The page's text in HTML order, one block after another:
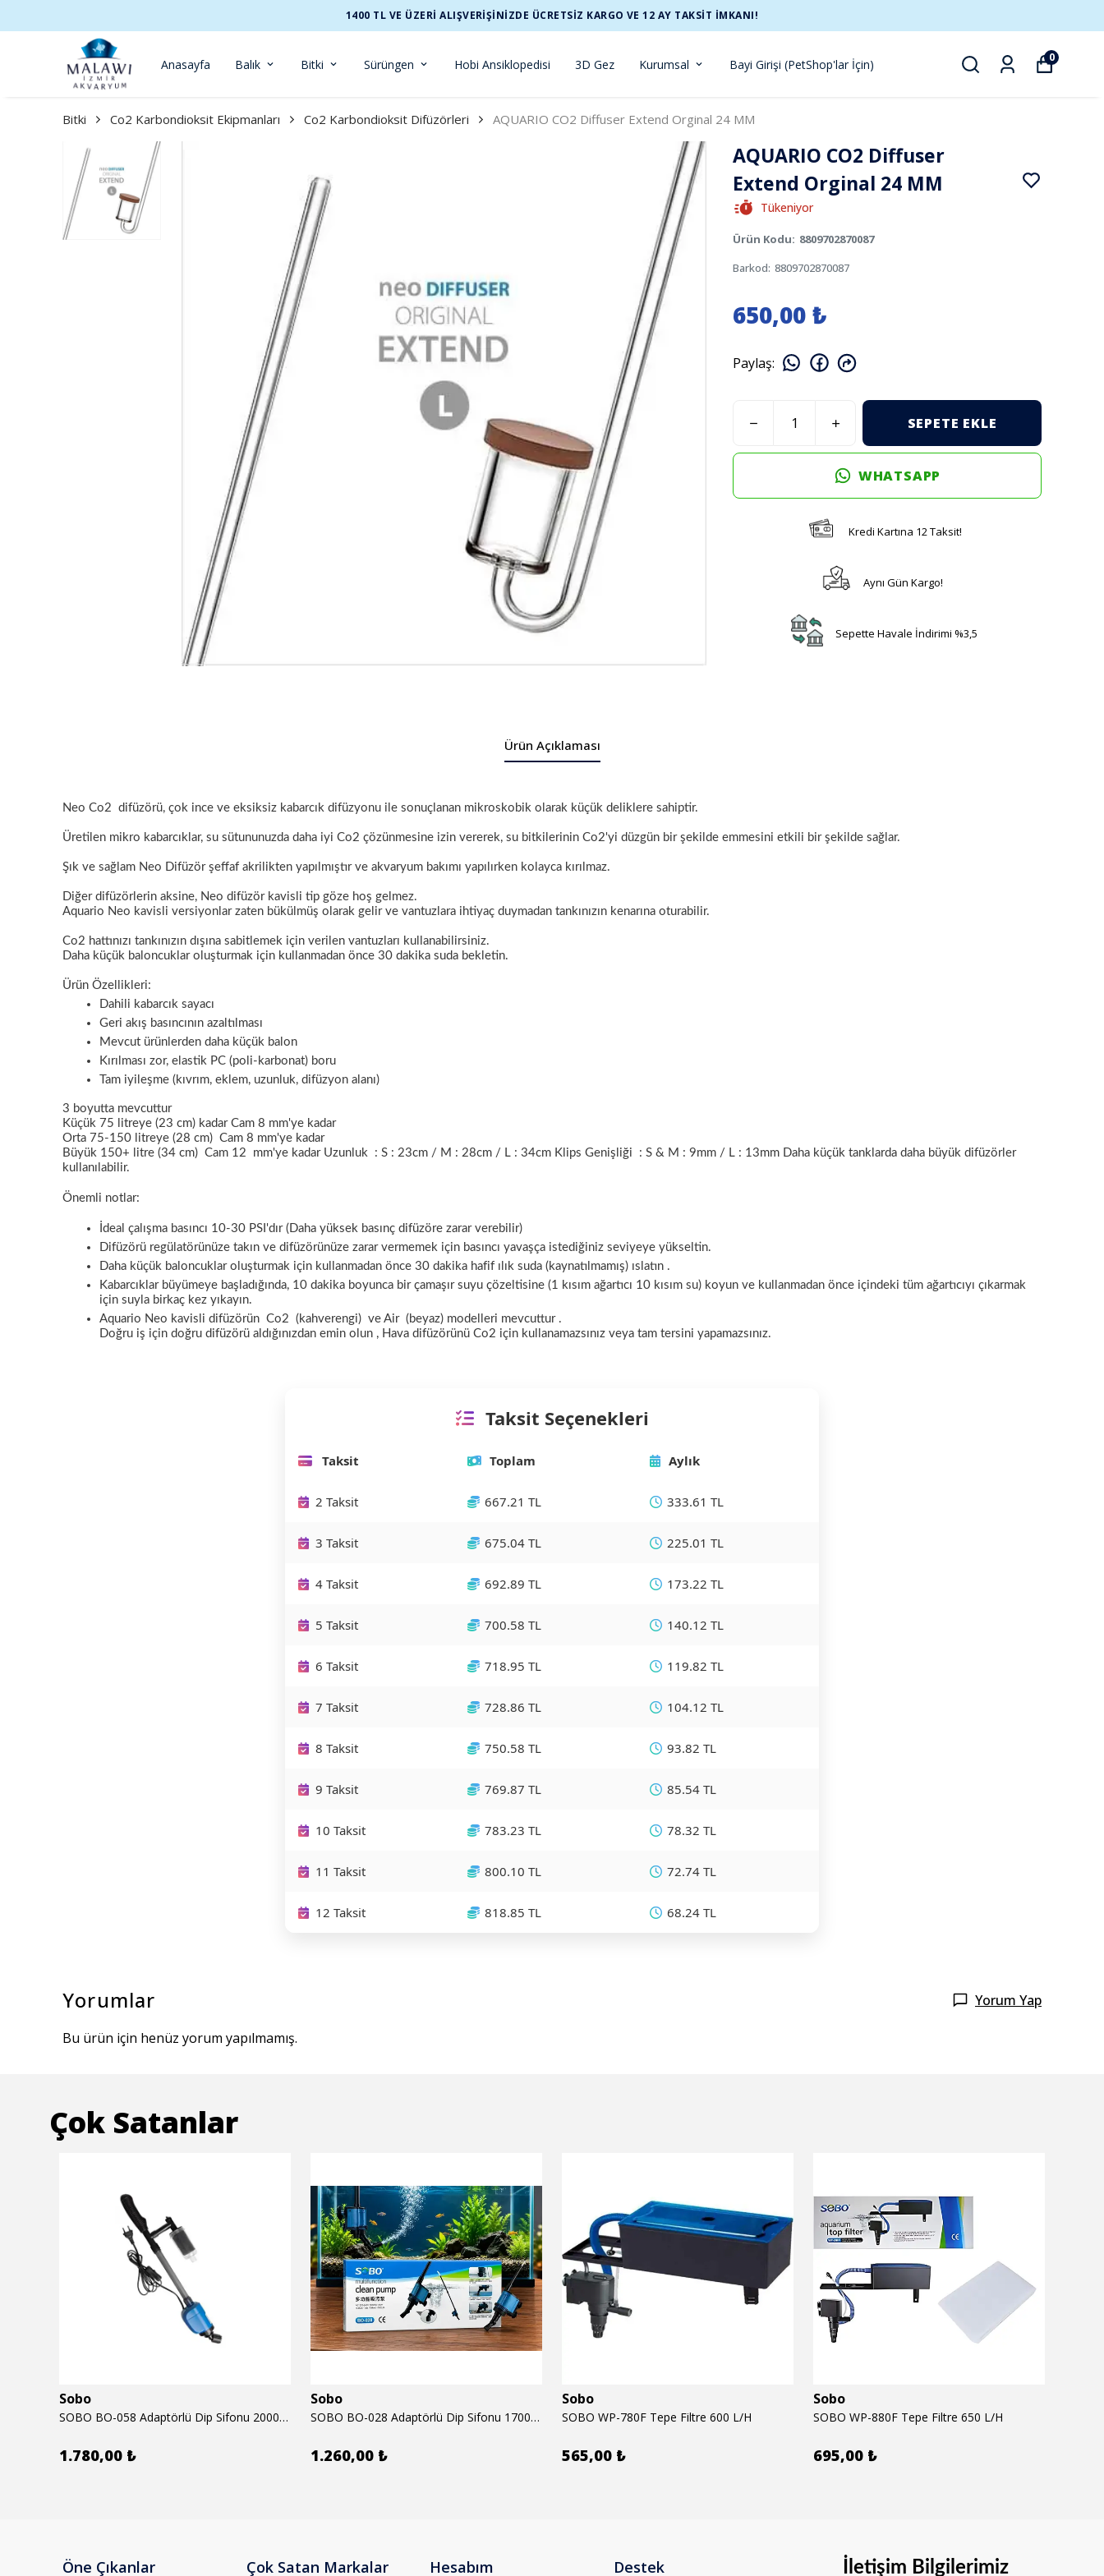
1400 TL VE ÜZERİ ALIŞVERİŞİNİZDE ÜCRETSİZ KARGO VE 12 AY TAKSİT İMKANI!
Anasayfa Balık Bitki Sürüngen Hobi Ansiklopedisi 3D Gez Kurumsal Bayi Girişi (PetShop'lar İçin) 0
Bitki Co2 Karbondioksit Ekipmanları Co2 Karbondioksit Difüzörleri AQUARIO CO2 Diffuser Extend Orginal 24 MM
AQUARIO CO2 Diffuser
Extend Orginal 24 MM
Tükeniyor
Ürün Kodu: 8809702870087
Barkod: 8809702870087
650,00 ₺
Paylaş:
SEPETE EKLE
WHATSAPP
Kredi Kartına 12 Taksit!
Aynı Gün Kargo!
Sepette Havale İndirimi %3,5
Ürün Açıklaması
Neo Co2 difüzörü, çok ince ve eksiksiz kabarcık difüzyonu ile sonuçlanan mikroskobik olarak küçük deliklere sahiptir.
Üretilen mikro kabarcıklar, su sütununuzda daha iyi Co2 çözünmesine izin vererek, su bitkilerinin Co2'yi düzgün bir şekilde emmesini etkili bir şekilde sağlar.
Şık ve sağlam Neo Difüzör şeffaf akrilikten yapılmıştır ve akvaryum bakımı yapılırken kolayca kırılmaz.
Diğer difüzörlerin aksine, Neo difüzör kavisli tip göze hoş gelmez.
Aquario Neo kavisli versiyonlar zaten bükülmüş olarak gelir ve vantuzlara ihtiyaç duymadan tankınızın kenarına oturabilir.
Co2 hattınızı tankınızın dışına sabitlemek için verilen vantuzları kullanabilirsiniz.
Daha küçük baloncuklar oluşturmak için kullanmadan önce 30 dakika suda bekletin.
Ürün Özellikleri:
Dahili kabarcık sayacı
Geri akış basıncının azaltılması
Mevcut ürünlerden daha küçük balon
Kırılması zor, elastik PC (poli-karbonat) boru
Tam iyileşme (kıvrım, eklem, uzunluk, difüzyon alanı)
3 boyutta mevcuttur
Küçük 75 litreye (23 cm) kadar Cam 8 mm'ye kadar
Orta 75-150 litreye (28 cm) Cam 8 mm'ye kadar
Büyük 150+ litre (34 cm) Cam 12
mm'ye kadar Uzunluk : S : 23cm / M : 28cm / L : 34cm Klips Genişliği : S & M : 9mm / L : 13mm Daha küçük tanklarda daha büyük difüzörler
kullanılabilir.
Önemli notlar:
İdeal çalışma basıncı 10-30 PSI'dır(Daha yüksek basınç difüzöre zarar verebilir)
Difüzörü regülatörünüze takın ve difüzörünüze zarar vermemek için basıncı yavaşça istediğiniz seviyeye yükseltin.
Daha küçük baloncuklar oluşturmak için kullanmadan önce 30 dakika hafif ılık suda (kaynatılmamış) ıslatın .
Kabarcıklar büyümeye başladığında, 10 dakika boyunca bir çamaşır suyu çözeltisine (1 kısım ağartıcı 10 kısım su) koyun ve kullanmadan önce içindeki tüm ağartıcıyı çıkarmak
için suyla birkaç kez yıkayın.
Aquario Neo kavisli difüzörün Co2 (kahverengi) ve Air (beyaz) modelleri mevcuttur .
Doğru iş için doğru difüzörü aldığınızdan emin olun , Hava difüzörünü Co2 için kullanamazsınız veya tam tersini yapamazsınız.
Taksit Seçenekleri
Taksit Toplam Aylık
2 Taksit 667.21 TL 333.61 TL
3 Taksit 675.04 TL 225.01 TL
4 Taksit 692.89 TL 173.22 TL
5 Taksit 700.58 TL 140.12 TL
6 Taksit 718.95 TL 119.82 TL
7 Taksit 728.86 TL 104.12 TL
8 Taksit 750.58 TL 93.82 TL
9 Taksit 769.87 TL 85.54 TL
10 Taksit 783.23 TL 78.32 TL
11 Taksit 800.10 TL 72.74 TL
12 Taksit 818.85 TL 68.24 TL
Yorumlar Yorum Yap
Bu ürün için henüz yorum yapılmamış.
Çok Satanlar
Sobo
SOBO BO-058 Adaptörlü Dip Sifonu 2000 Lth 32 W
1.780,00 ₺
Sobo
SOBO BO-028 Adaptörlü Dip Sifonu 1700 Lth 28 W
1.260,00 ₺
Sobo
SOBO WP-780F Tepe Filtre 600 L/H
565,00 ₺
Sobo
SOBO WP-880F Tepe Filtre 650 L/H
695,00 ₺
Öne Çıkanlar Çok Satan Markalar Hesabım Destek İletişim Bilgilerimiz